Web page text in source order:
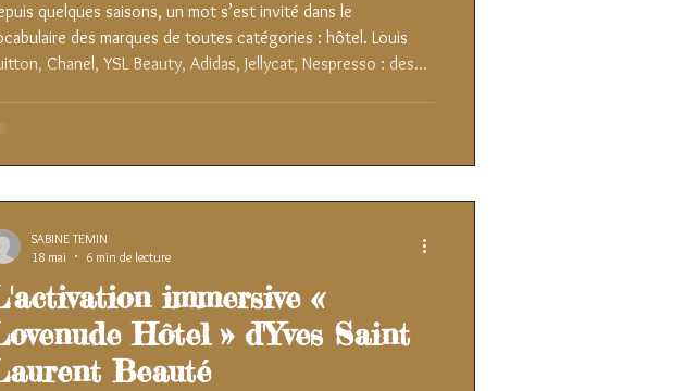
quelques saisons, un mot s’est invité dans le
des marques de toutes catégories : hôtel. Louis
Chanel, YSL Beauty, Adidas, Jellycat, Nespresso : des
des espaces surprenants, décalés, qui n’ont plus rien à
immersive «
Hôtel » d'Yves Saint
Beauté
SABINE TEMIN
18 mai
6 min de lecture